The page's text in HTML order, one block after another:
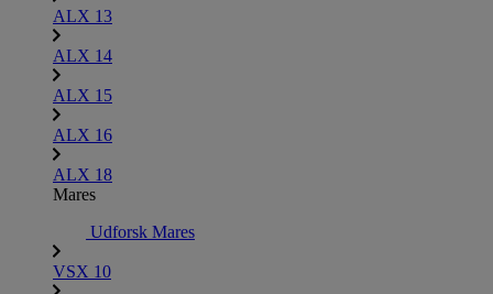
ALX 13
ALX 14
ALX 15
ALX 16
ALX 18
Mares
Udforsk Mares
VSX 10